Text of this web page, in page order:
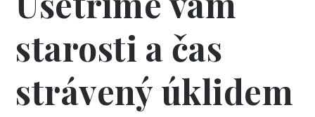
starosti a čas
strávený úklidem